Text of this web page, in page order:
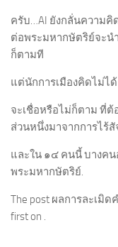
ครับ…AI ยังกลั่นความคิ
ต่อพระมหากษัตริย์จะน
ก็ตามที
แต่นักการเมืองคิดไม่ไ
จะเชื่อหรือไม่ก็ตาม ที่
ส่วนหนึ่งมาจากการไร้สั
และใน ๑๔ คนนี้ บางค
พระมหากษัตริย์.
The post ผลการละเมิ
first on .